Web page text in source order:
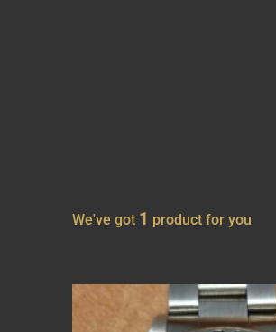
We've got 1 product for you